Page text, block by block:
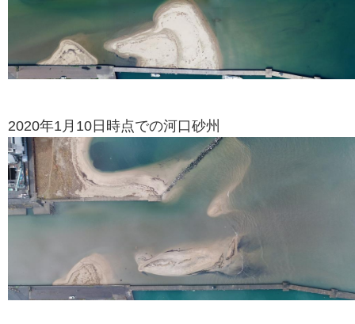
2020年1月10日時点での河口砂州